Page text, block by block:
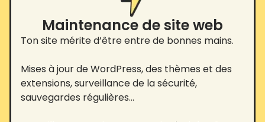
Maintenance de site web
Ton site mérite d’être entre de bonnes mains.
Mises à jour de WordPress, des thèmes et des
extensions, surveillance de la sécurité,
sauvegardes régulières…